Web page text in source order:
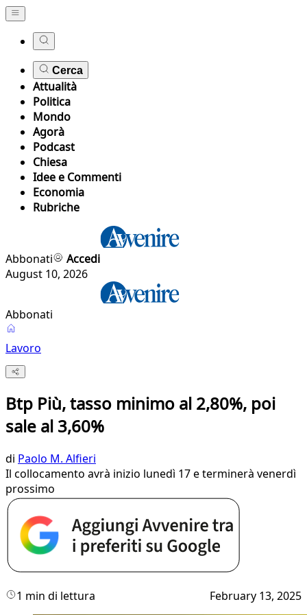
Cerca
Attualità
Politica
Mondo
Agorà
Podcast
Chiesa
Idee e Commenti
Economia
Rubriche
Abbonati
Accedi
August 10, 2026
Abbonati
Lavoro
Btp Più, tasso minimo al 2,80%, poi
sale al 3,60%
di Paolo M. Alfieri
Il collocamento avrà inizio lunedì 17 e terminerà venerdì
prossimo
1 min di lettura February 13, 2025